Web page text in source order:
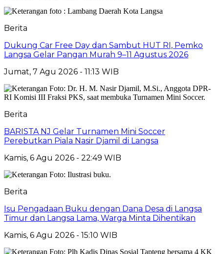
Berita
Dukung Car Free Day dan Sambut HUT RI, Pemko
Langsa Gelar Pangan Murah 9–11 Agustus 2026
Jumat, 7 Agu 2026 - 11:13 WIB
Berita
BARISTA NJ Gelar Turnamen Mini Soccer
Perebutkan Piala Nasir Djamil di Langsa
Kamis, 6 Agu 2026 - 22:49 WIB
Berita
Isu Pengadaan Buku dengan Dana Desa di Langsa
Timur dan Langsa Lama, Warga Minta Dihentikan
Kamis, 6 Agu 2026 - 15:10 WIB